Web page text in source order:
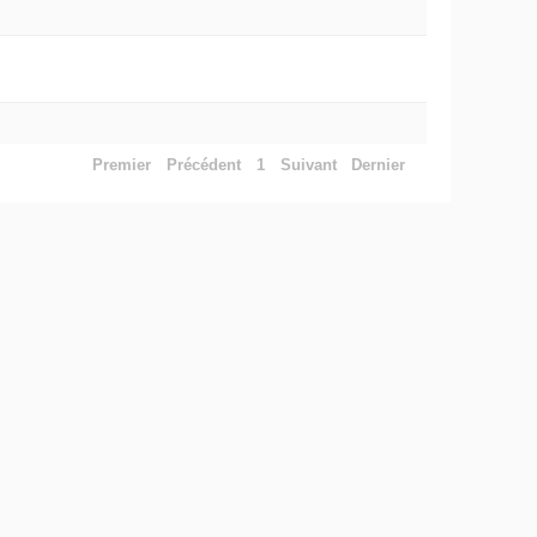
Premier Précédent 1 Suivant Dernier